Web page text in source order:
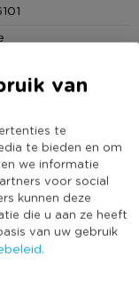
van
te
te bieden en om
we informatie
voor social
kunnen deze
die u aan ze heeft
van uw gebruik
geen score
- 16.5x20